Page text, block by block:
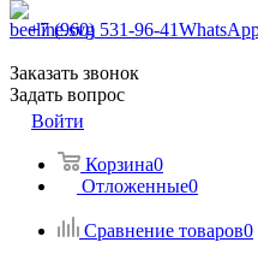
+7 (960) 531-96-41
Заказать звонок
Задать вопрос
Войти
Корзина0
Отложенные0
Сравнение товаров0